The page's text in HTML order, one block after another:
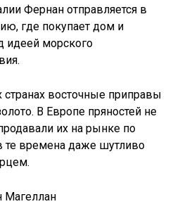
Фернан отправляется в
где покупает дом и
идеей морского
восточные приправы
В Европе пряностей не
их на рынке по
те времена даже шутливо
Магеллан